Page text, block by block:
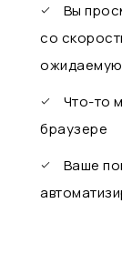
Вы
со
ожидаемую
Что-то
браузере
Ваше